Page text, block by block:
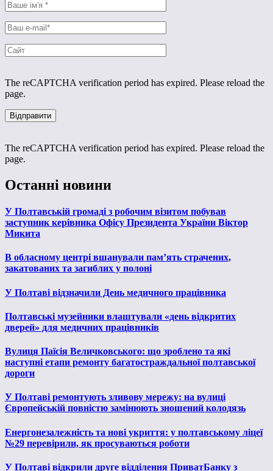
The reCAPTCHA verification period has expired. Please reload the
page.
The reCAPTCHA verification period has expired. Please reload the
page.
Останні новини
У Полтавській громаді з робочим візитом побував
заступник керівника Офісу Президента України Віктор
Микита
В обласному центрі вшанували пам’ять страчених,
закатованих та загиблих у полоні
У Полтаві відзначили День медичного працівника
Полтавські музейники влаштували «день відкритих
дверей» для медичних працівників
Вулиця Паїсія Величковського: що зроблено та які
наступні етапи ремонту багатостраждальної полтавської
дороги
У Полтаві ремонтують зливову мережу: на вулиці
Європейській повністю замінюють зношений колодязь
Енергонезалежність та нові укриття: у полтавському ліцеї
№29 перевірили, як просуваються роботи
У Полтаві відкрили друге відділення ПриватБанку з